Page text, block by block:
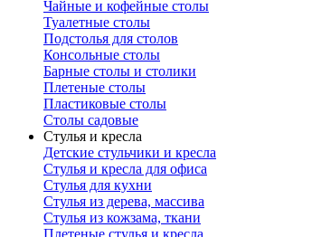
Чайные и кофейные столы
Туалетные столы
Подстолья для столов
Консольные столы
Барные столы и столики
Плетеные столы
Пластиковые столы
Столы садовые
Стулья и кресла
Детские стульчики и кресла
Стулья и кресла для офиса
Стулья для кухни
Стулья из дерева, массива
Стулья из кожзама, ткани
Плетеные стулья и кресла